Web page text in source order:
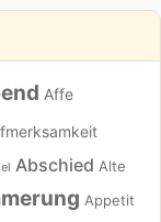
Affe
Abschied Alte
Appetit